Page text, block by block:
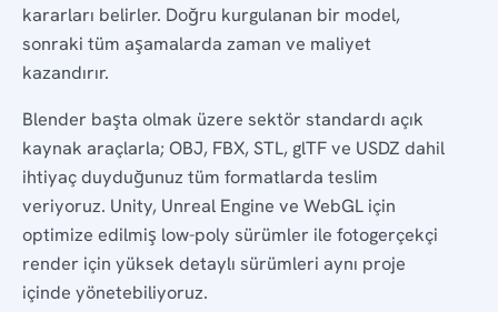
kararları belirler. Doğru kurgulanan bir model,
sonraki tüm aşamalarda zaman ve maliyet
kazandırır.
Blender başta olmak üzere sektör standardı açık
kaynak araçlarla; OBJ, FBX, STL, glTF ve USDZ dahil
ihtiyaç duyduğunuz tüm formatlarda teslim
veriyoruz. Unity, Unreal Engine ve WebGL için
optimize edilmiş low-poly sürümler ile fotogerçekçi
render için yüksek detaylı sürümleri aynı proje
içinde yönetebiliyoruz.